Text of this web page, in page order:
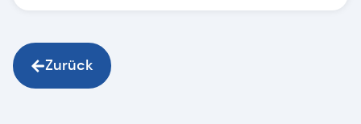
Zurück